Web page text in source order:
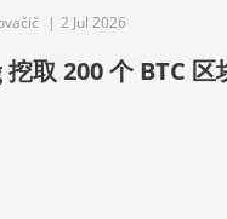
| 2 Jul 2026
取 200 个 BTC 区